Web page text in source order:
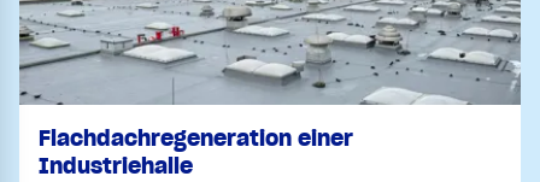
Flachdachregeneration einer
Industriehalle